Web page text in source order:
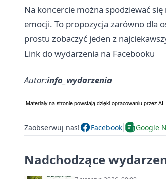
Na koncercie można spodziewać
emocji. To propozycja zarówno dla
prostu zobaczyć jeden z
Link do wydarzenia na Facebooku
Autor:info_wydarzenia
Zaobserwuj nas! Facebook Google
Nadchodzące